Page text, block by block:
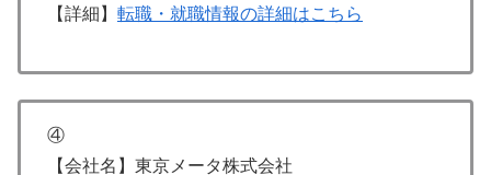
【詳細】 転職・就職情報の詳細はこちら
④
【会社名】東京メータ株式会社